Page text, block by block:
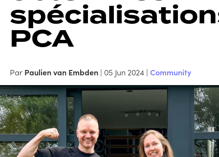
PCA
Par Paulien van Embden | 05 Jun 2024 | Community